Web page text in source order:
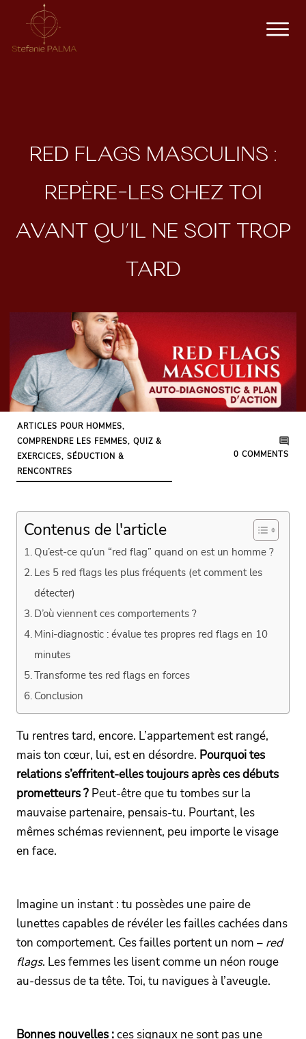
RED FLAGS MASCULINS :
REPÈRE-LES CHEZ TOI
AVANT QU’IL NE SOIT TROP
TARD
ARTICLES POUR HOMMES,
COMPRENDRE LES FEMMES, QUIZ &
EXERCICES, SÉDUCTION &
RENCONTRES
0 COMMENTS
Contenus de l'article
Qu’est-ce qu’un “red flag” quand on est un homme ?
Les 5 red flags les plus fréquents (et comment les
détecter)
D’où viennent ces comportements ?
Mini-diagnostic : évalue tes propres red flags en 10
minutes
Transforme tes red flags en forces
Conclusion
Tu rentres tard, encore. L’appartement est rangé,
mais ton cœur, lui, est en désordre. Pourquoi tes
relations s’effritent-elles toujours après ces débuts
prometteurs ? Peut-être que tu tombes sur la
mauvaise partenaire, pensais-tu. Pourtant, les
mêmes schémas reviennent, peu importe le visage
en face.
Imagine un instant : tu possèdes une paire de
lunettes capables de révéler les failles cachées dans
ton comportement. Ces failles portent un nom – red
flags. Les femmes les lisent comme un néon rouge
au-dessus de ta tête. Toi, tu navigues à l’aveugle.
Bonnes nouvelles :ces signaux ne sont pas une